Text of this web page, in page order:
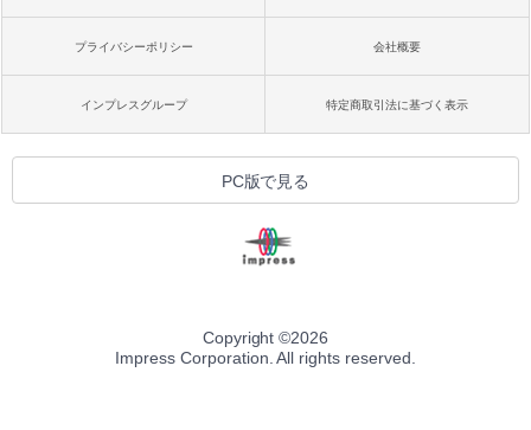
プライバシーポリシー 会社概要
インプレスグループ 特定商取引法に基づく表示
PC版で見る
Copyright ©2026
Impress Corporation. All rights reserved.